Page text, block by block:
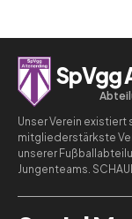
SpVgg
Unser Verein existiert
mitgliederstärkste
unserer
Jungenteams.